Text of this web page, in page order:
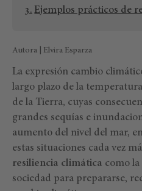
Ejemplos prácticos de
Autora | Elvira Esparza
La expresión cambio
largo plazo de la
de la Tierra, cuyas
grandes sequías e
aumento del nivel del mar,
estas situaciones cada vez
resiliencia climática como la
sociedad para prepararse,